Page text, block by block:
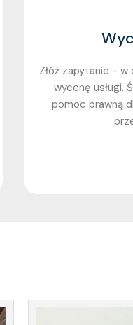
Złóż zapytanie -
wycenę usługi.
pomoc prawną